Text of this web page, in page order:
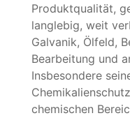
Produktqualität,
langlebig, weit
Galvanik, Ölfeld,
Bearbeitung und
Insbesondere
chemischen